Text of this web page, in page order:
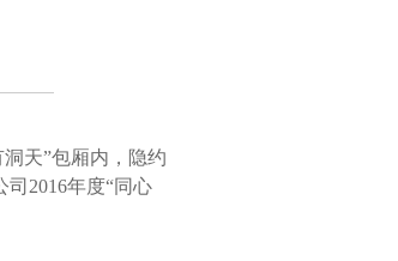
天”包厢内，隐约
司 2016年度“同心